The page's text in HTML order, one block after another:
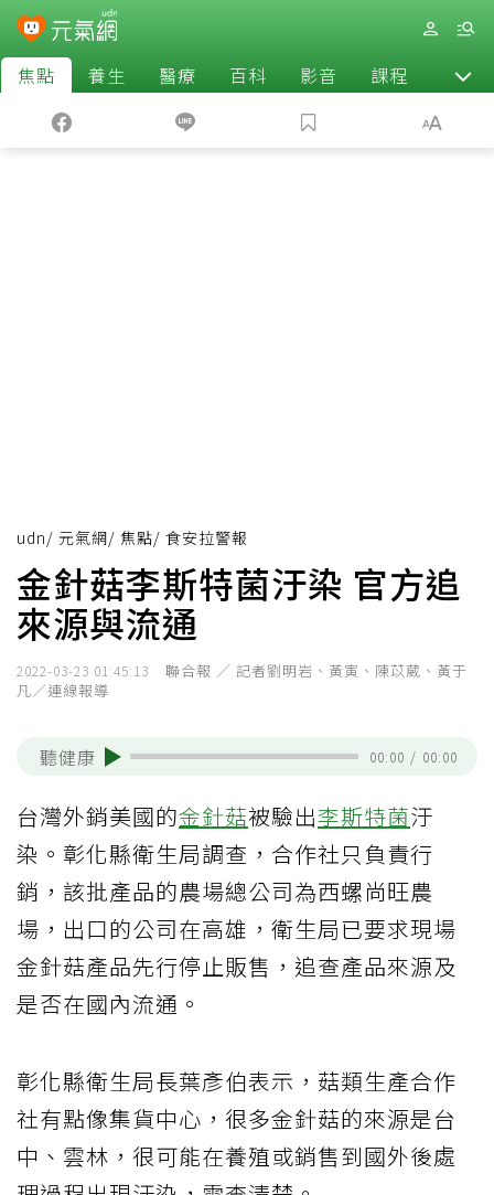
焦點 養生 醫療 百科 影音 課程 退休
udn/ 元氣網/ 焦點/ 食安拉警報
金針菇李斯特菌汙染 官方追
來源與流通
2022-03-23 01:45:13
聯合報 ／ 記者劉明岩、黃寅、陳苡葳、黃于
凡／連線報導
聽健康 00:00 / 00:00
台灣外銷美國的金針菇被驗出李斯特菌汙
染。彰化縣衛生局調查，合作社只負責行
銷，該批產品的農場總公司為西螺尚旺農
場，出口的公司在高雄，衛生局已要求現場
金針菇產品先行停止販售，追查產品來源及
是否在國內流通。
彰化縣衛生局長葉彥伯表示，菇類生產合作
社有點像集貨中心，很多金針菇的來源是台
中、雲林，很可能在養殖或銷售到國外後處